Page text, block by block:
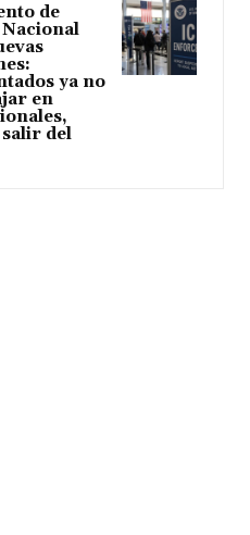
de
ya no
en
salir del